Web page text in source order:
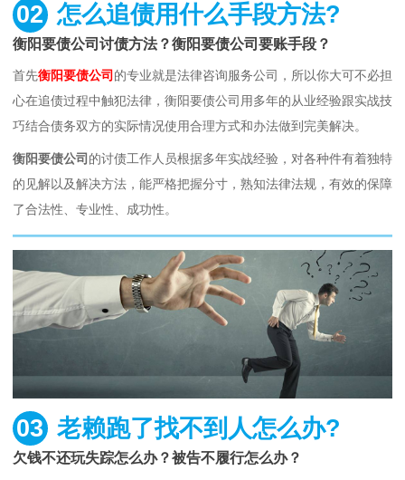
02 怎么追债用什么手段方法?
衡阳要债公司讨债方法？衡阳要债公司要账手段？
首先衡阳要债公司 的专业就是法律咨询服务公司，所以你大可不必担
心在追债过程中触犯法律，衡阳要债公司用多年的从业经验跟实战技
巧结合债务双方的实际情况使用合理方式和办法做到完美解决。
衡阳要债公司 的讨债工作人员根据多年实战经验，对各种件有着独特
的见解以及解决方法，能严格把握分寸，熟知法律法规，有效的保障
了合法性、专业性、成功性。
03 老赖跑了找不到人怎么办?
欠钱不还玩失踪怎么办？被告不履行怎么办？